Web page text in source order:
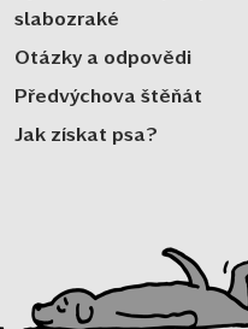
slabozraké
Otázky a odpovědi
Předvýchova štěňát
Jak získat psa?